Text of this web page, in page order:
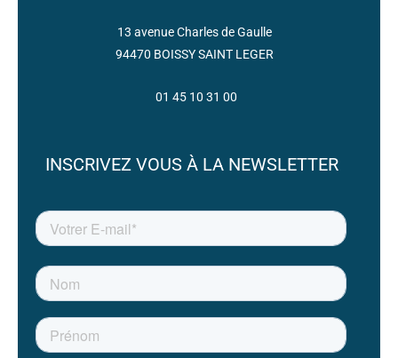
13 avenue Charles de Gaulle
94470 BOISSY SAINT LEGER
01 45 10 31 00
INSCRIVEZ VOUS À LA NEWSLETTER